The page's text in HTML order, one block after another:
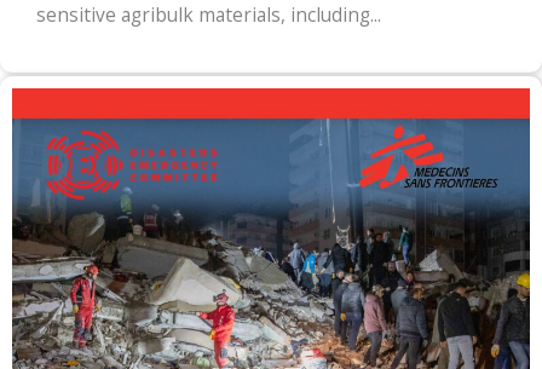
sensitive agribulk materials, including...